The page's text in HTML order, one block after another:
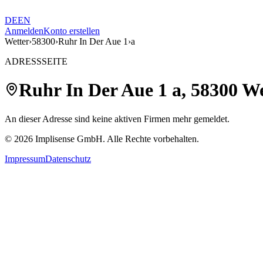
DEEN
AnmeldenKonto erstellen
Wetter›58300›Ruhr In Der Aue 1 ›a
ADRESSSEITE
Ruhr In Der Aue 1 a, 58300
An dieser Adresse sind keine aktiven Firmen mehr gemeldet.
© 2026 Implisense GmbH. Alle Rechte vorbehalten.
ImpressumDatenschutz